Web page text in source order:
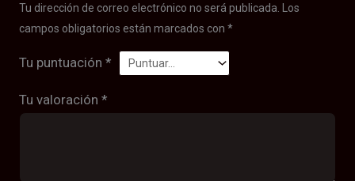
Tu dirección de correo electrónico no será publicada.
Los
campos obligatorios están marcados con*
Tu puntuación*
Tu valoración*